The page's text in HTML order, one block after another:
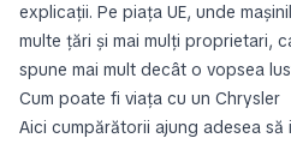
explicații. Pe piața UE, unde
multe țări și mai mulți proprietari,
spune mai mult decât o vopsea
Cum poate fi viața cu un Chrysler
Aici cumpărătorii ajung adesea